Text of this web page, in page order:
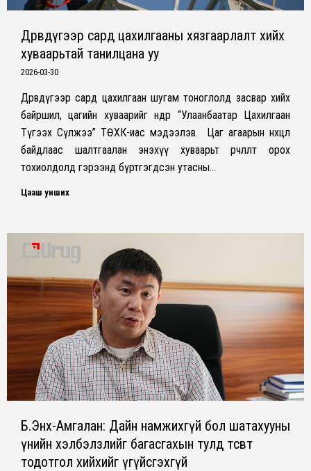
Дөрөвдүгээр сард цахилгааны хязгаарлалт хийх
хуваарьтай танилцана уу
2026-03-30
Дөрөвдүгээр сард цахилгаан шугам тоноглолд засвар хийх
байршил, цагийн хуваарийг өнөөдөр “Улаанбаатар Цахилгаан
Түгээх Сүлжээ” ТӨХК-иас мэдээлэв. Цаг агаарын нөхцөл
байдлаас шалтгаалан энэхүү хуваарьт өөрчлөлт орох
тохиолдолд гэрээнд бүртгэгдсэн утасны…
Цааш унших
Б.Энх-Амгалан: Дайн намжихгүй бол шатахууны
үнийн хэлбэлзлийг багасгахын тулд төсөвт
тодотгол хийхийг үгүйсгэхгүй